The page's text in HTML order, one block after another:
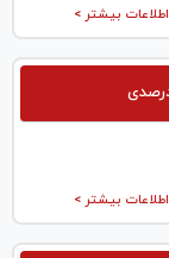
اطلاعات بیشتر >
اطلاعات بیشتر >